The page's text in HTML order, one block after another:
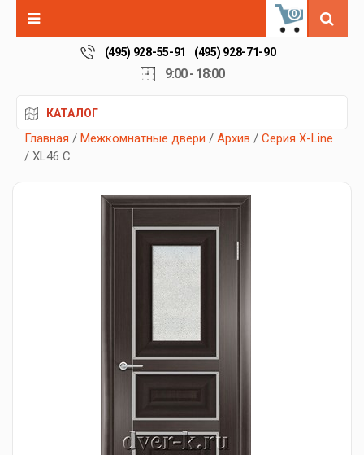
0
(495) 928-55-91 (495) 928-71-90
9:00 - 18:00
КАТАЛОГ
Главная / Межкомнатные двери / Архив / Серия X-Line
/ XL46 C